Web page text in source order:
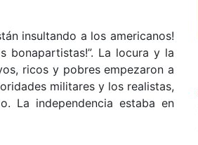
insultando a los americanos!
bonapartistas!”. La locura y la
ricos y pobres empezaron a
militares y los realistas,
La independencia estaba en